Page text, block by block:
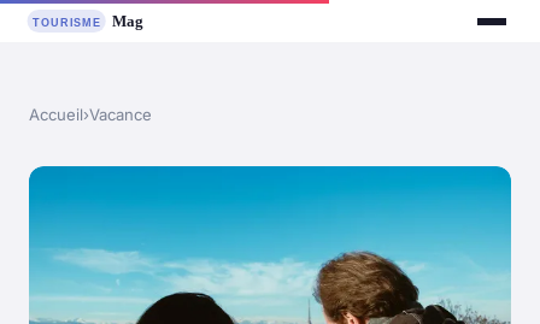
Accueil›Vacance